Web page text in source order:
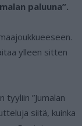
paluuna”.
ylleen sitten
”Jumalan
siitä, kuinka